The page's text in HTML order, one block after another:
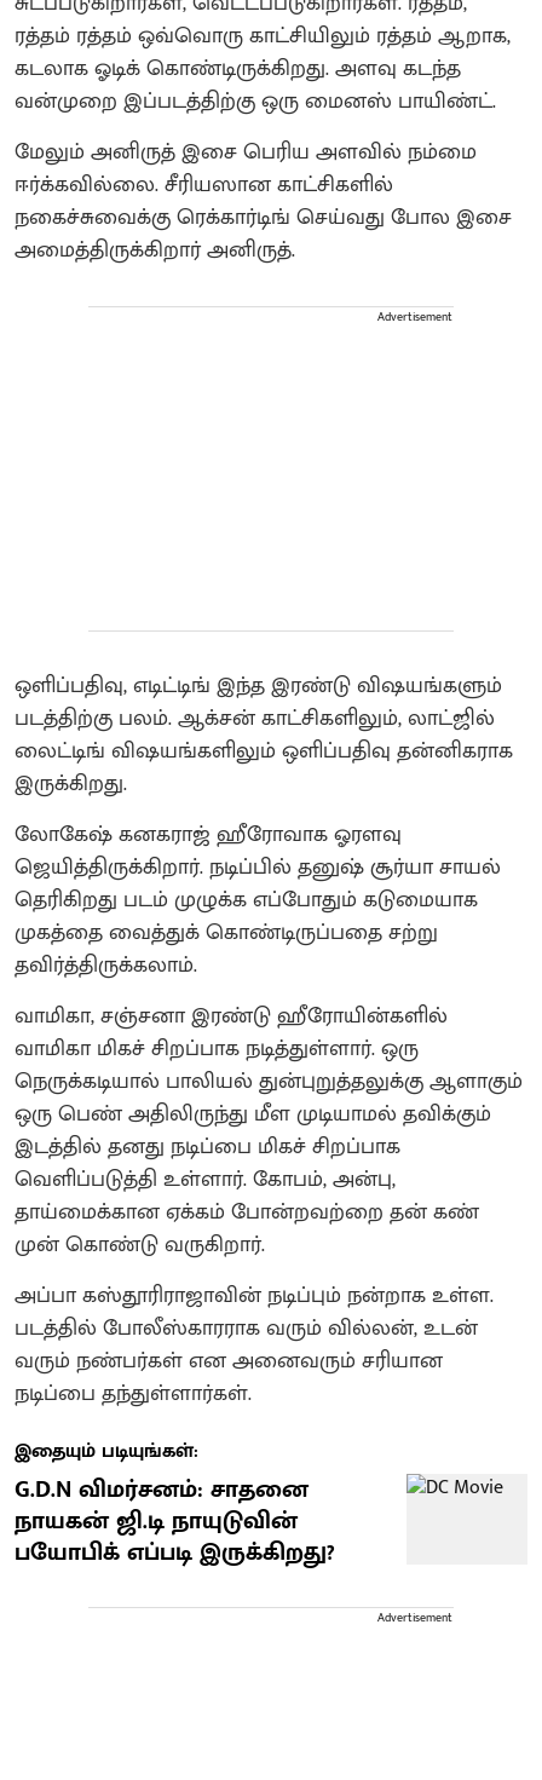
ரத்தம் ரத்தம் ஒவ்வொரு காட்சியிலும் ரத்தம் ஆறாக,
கடலாக ஓடிக் கொண்டிருக்கிறது. அளவு கடந்த
வன்முறை இப்படத்திற்கு ஒரு மைனஸ் பாயிண்ட்.
மேலும் அனிருத் இசை பெரிய அளவில் நம்மை
ஈர்க்கவில்லை. சீரியஸான காட்சிகளில்
நகைச்சுவைக்கு ரெக்கார்டிங் செய்வது போல இசை
அமைத்திருக்கிறார் அனிருத்.
Advertisement
ஒளிப்பதிவு, எடிட்டிங் இந்த இரண்டு விஷயங்களும்
படத்திற்கு பலம். ஆக்சன் காட்சிகளிலும், லாட்ஜில்
லைட்டிங் விஷயங்களிலும் ஒளிப்பதிவு தன்னிகராக
இருக்கிறது.
லோகேஷ் கனகராஜ் ஹீரோவாக ஓரளவு
ஜெயித்திருக்கிறார். நடிப்பில் தனுஷ் சூர்யா சாயல்
தெரிகிறது படம் முழுக்க எப்போதும் கடுமையாக
முகத்தை வைத்துக் கொண்டிருப்பதை சற்று
தவிர்த்திருக்கலாம்.
வாமிகா, சஞ்சனா இரண்டு ஹீரோயின்களில்
வாமிகா மிகச் சிறப்பாக நடித்துள்ளார். ஒரு
நெருக்கடியால் பாலியல் துன்புறுத்தலுக்கு ஆளாகும்
ஒரு பெண் அதிலிருந்து மீள முடியாமல் தவிக்கும்
இடத்தில் தனது நடிப்பை மிகச் சிறப்பாக
வெளிப்படுத்தி உள்ளார். கோபம், அன்பு,
தாய்மைக்கான ஏக்கம் போன்றவற்றை தன் கண்
முன் கொண்டு வருகிறார்.
அப்பா கஸ்தூரிராஜாவின் நடிப்பும் நன்றாக உள்ள.
படத்தில் போலீஸ்காரராக வரும் வில்லன், உடன்
வரும் நண்பர்கள் என அனைவரும் சரியான
நடிப்பை தந்துள்ளார்கள்.
இதையும் படியுங்கள்:
G.D.N விமர்சனம்: சாதனை
நாயகன் ஜி.டி நாயுடுவின்
பயோபிக் எப்படி இருக்கிறது?
Advertisement